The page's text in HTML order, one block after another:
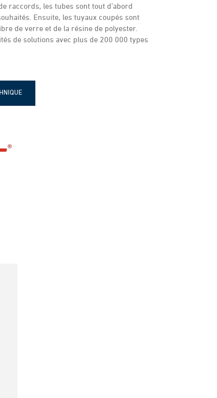
raccords, les tubes sont tout d’abord
Ensuite, les tuyaux coupés sont
de verre et de la résine de polyester.
de solutions avec plus de 200 000 types